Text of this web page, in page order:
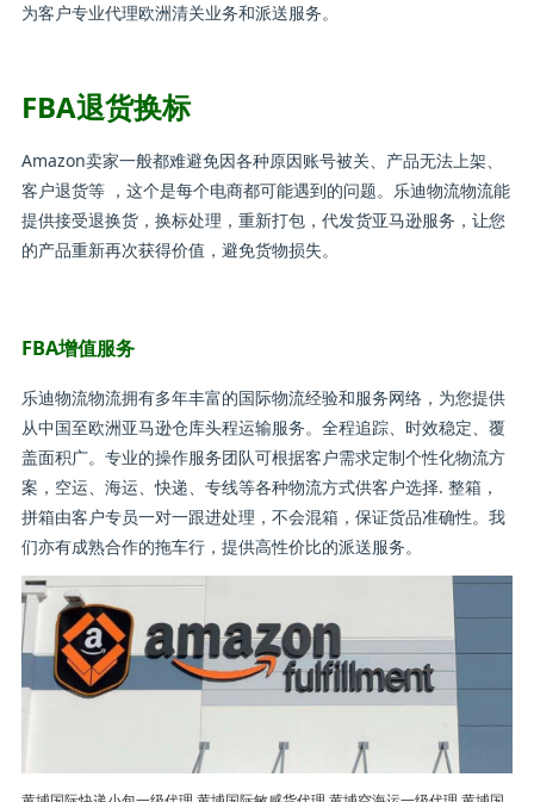
为客户专业代理欧洲清关业务和派送服务。
FBA退货换标
Amazon卖家一般都难避免因各种原因账号被关、产品无法上架、
客户退货等 ，这个是每个电商都可能遇到的问题。乐迪物流物流能
提供接受退换货，换标处理，重新打包，代发货亚马逊服务，让您
的产品重新再次获得价值，避免货物损失。
FBA增值服务
乐迪物流物流拥有多年丰富的国际物流经验和服务网络，为您提供
从中国至欧洲亚马逊仓库头程运输服务。全程追踪、时效稳定、覆
盖面积广。专业的操作服务团队可根据客户需求定制个性化物流方
案，空运、海运、快递、专线等各种物流方式供客户选择. 整箱，
拼箱由客户专员一对一跟进处理，不会混箱，保证货品准确性。我
们亦有成熟合作的拖车行，提供高性价比的派送服务。